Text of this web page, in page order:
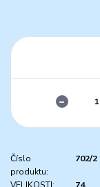
Číslo
produktu:
702/2